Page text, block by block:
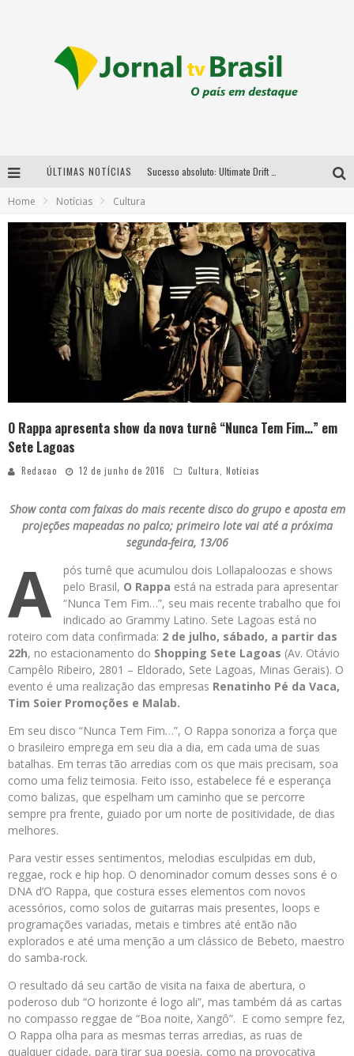
ÚLTIMAS NOTÍCIAS
Chega de mistério! Baianas Ozadas lança tema do carnaval de 2026 nesta terça-feira
Em abril, Boulevard Shopping BH realiza sorteio de TVs 4K
Home Notícias Cultura
O Rappa apresenta show da nova turnê “Nunca Tem Fim…” em
Sete Lagoas
Redacao 12 de junho de 2016 Cultura, Notícias
Show conta com faixas do mais recente disco do grupo e aposta em
projeções mapeadas no palco; primeiro lote vai até a próxima
segunda-feira, 13/06
A
pós turnê que acumulou dois Lollapaloozas e shows
pelo Brasil, O Rappa está na estrada para apresentar
“Nunca Tem Fim…”, seu mais recente trabalho que foi
indicado ao Grammy Latino. Sete Lagoas está no
roteiro com data confirmada: 2 de julho, sábado, a partir das
22h, no estacionamento do Shopping Sete Lagoas (Av. Otávio
Campêlo Ribeiro, 2801 – Eldorado, Sete Lagoas, Minas Gerais). O
evento é uma realização das empresas Renatinho Pé da Vaca,
Tim Soier Promoções e Malab.
Em seu disco “Nunca Tem Fim…”, O Rappa sonoriza a força que
o brasileiro emprega em seu dia a dia, em cada uma de suas
batalhas. Em terras tão arredias com os que mais precisam, soa
como uma feliz teimosia. Feito isso, estabelece fé e esperança
como balizas, que espelham um caminho que se percorre
sempre pra frente, guiado por um norte de positividade, de dias
melhores.
Para vestir esses sentimentos, melodias esculpidas em dub,
reggae, rock e hip hop. O denominador comum desses sons é o
DNA d’O Rappa, que costura esses elementos com novos
acessórios, como solos de guitarras mais presentes, loops e
programações variadas, metais e timbres até então não
explorados e até uma menção a um clássico de Bebeto, maestro
do samba-rock.
O resultado dá seu cartão de visita na faixa de abertura, o
poderoso dub “O horizonte é logo ali”, mas também dá as cartas
no compasso reggae de “Boa noite, Xangô”. E como sempre fez,
O Rappa olha para as mesmas terras arredias, as ruas de
qualquer cidade, para tirar sua poesia, como na provocativa